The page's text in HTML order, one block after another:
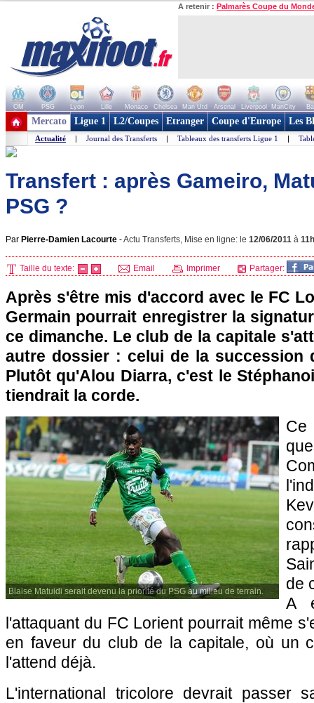
A retenir : Palmarès Coupe du
OM PSG Lyon Lille Monaco Chelsea Man Utd Arsenal Liverpool ManCity
+ de clubs
Mercato Ligue 1 L2/Coupes Etranger Coupe d'Europe Les
Actualité | Journal des Transferts | Tableaux des transferts Ligue 1 |
Transfert : après Gameiro,
PSG ?
Par Pierre-Damien Lacourte -Actu Transferts, Mise en ligne: le 12/06/2011 à
Taille du texte: Email Imprimer Partager:
Après s'être mis d'accord avec le FC
Germain pourrait enregistrer la
ce dimanche. Le club de la capitale
autre dossier : celui de la succession
Plutôt qu'Alou Diarra, c'est le
tiendrait la corde.
Blaise Matuidi serait devenu la priorité du PSG au milieu de terrain.
de
A
l'attaquant du FC Lorient pourrait même
en faveur du club de la capitale, où un
l'attend déjà.
L'international tricolore devrait passer